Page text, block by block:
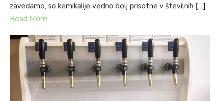
zavedamo, so kemikalije vedno bolj prisotne v številnih […]
Read More